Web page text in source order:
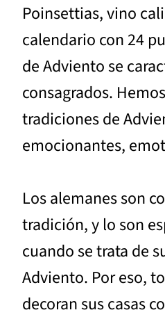
Poinsettias, vino
calendario con 24
de Adviento se
consagrados.
tradiciones de
emocionantes,
Los alemanes son
tradición, y lo son
cuando se trata de
Adviento. Por eso,
decoran sus casas